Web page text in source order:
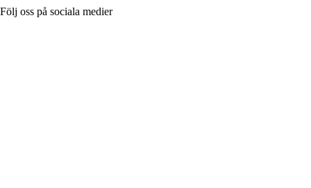
Följ oss på sociala medier